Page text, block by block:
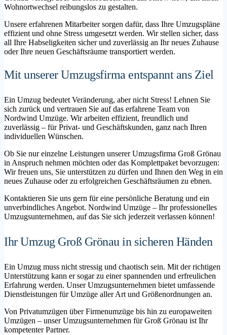
Wohnortwechsel reibungslos zu gestalten.
Unsere erfahrenen Mitarbeiter sorgen dafür, dass Ihre Umzugspläne
effizient und ohne Stress umgesetzt werden. Wir stellen sicher, dass
all Ihre Habseligkeiten sicher und zuverlässig an Ihr neues Zuhause
oder Ihre neuen Geschäftsräume transportiert werden.
Mit unserer Umzugsfirma entspannt ans Ziel
Ein Umzug bedeutet Veränderung, aber nicht Stress! Lehnen Sie
sich zurück und vertrauen Sie auf das erfahrene Team von
Nordwind Umzüge. Wir arbeiten effizient, freundlich und
zuverlässig – für Privat- und Geschäftskunden, ganz nach Ihren
individuellen Wünschen.
Ob Sie nur einzelne Leistungen unserer Umzugsfirma Groß Grönau
in Anspruch nehmen möchten oder das Komplettpaket bevorzugen:
Wir freuen uns, Sie unterstützen zu dürfen und Ihnen den Weg in ein
neues Zuhause oder zu erfolgreichen Geschäftsräumen zu ebnen.
Kontaktieren Sie uns gern für eine persönliche Beratung und ein
unverbindliches Angebot. Nordwind Umzüge – Ihr professionelles
Umzugsunternehmen, auf das Sie sich jederzeit verlassen können!
Ihr Umzug Groß Grönau in sicheren Händen
Ein Umzug muss nicht stressig und chaotisch sein. Mit der richtigen
Unterstützung kann er sogar zu einer spannenden und erfreulichen
Erfahrung werden. Unser Umzugsunternehmen bietet umfassende
Dienstleistungen für Umzüge aller Art und Größenordnungen an.
Von Privatumzügen über Firmenumzüge bis hin zu europaweiten
Umzügen – unser Umzugsunternehmen für Groß Grönau ist Ihr
kompetenter Partner.